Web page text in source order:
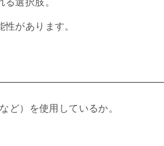
選択肢。
があります。
ど）を使用しているか。